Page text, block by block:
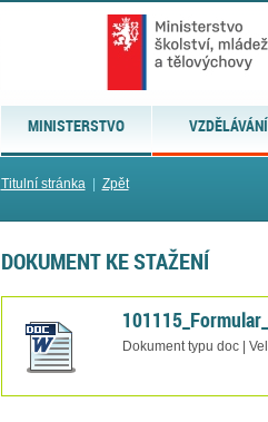
MINISTERSTVO VZDĚLÁVÁNÍ
Titulní stránka| Zpět
DOKUMENT KE STAŽENÍ
Dokument typu doc |